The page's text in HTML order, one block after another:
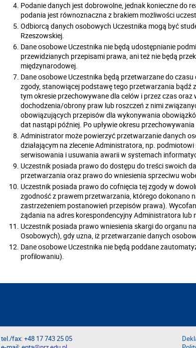
Podanie danych jest dobrowolne, jednak konieczne do
podania jest równoznaczna z brakiem możliwości
Odbiorcą danych osobowych Uczestnika mogą być
Rzeszowskiej.
Dane osobowe Uczestnika nie będą udostępnianie
przewidzianych przepisami prawa, ani też nie będą
międzynarodowej.
Dane osobowe Uczestnika będą przetwarzane do
zgody, stanowiącej podstawę tego przetwarzania bądź
tym okresie przechowywane dla celów i przez czas
dochodzenia/obrony praw lub roszczeń z nimi
obowiązujących przepisów dla wykonywania
dat nastąpi później. Po upływie okresu
Administrator może powierzyć przetwarzanie danych
działającym na zlecenie Administratora, np.
serwisowania i usuwania awarii w systemach
Uczestnik posiada prawo do dostępu do treści swoich
przetwarzania oraz prawo do wniesienia sprzeciwu
Uczestnik posiada prawo do cofnięcia tej zgody w
zgodność z prawem przetwarzania, którego dokonano
zastrzeżeniem postanowień przepisów prawa).
żądania na adres korespondencyjny Administratora lub
Uczestnik posiada prawo wniesienia skargi do organu
Osobowych), gdy uzna, iż przetwarzanie danych
Dane osobowe Uczestnika nie będą poddane
profilowaniu).
tel./fax: +48 17 743 25 05